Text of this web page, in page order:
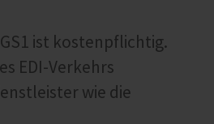
ist kostenpflichtig.
EDI-Verkehrs
wie die